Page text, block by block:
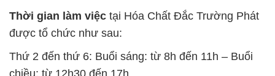
Thời gian làm việc tại Hóa Chất Đắc Trường Phát
được tổ chức như sau:
Thứ 2 đến thứ 6: Buổi sáng: từ 8h đến 11h – Buổi